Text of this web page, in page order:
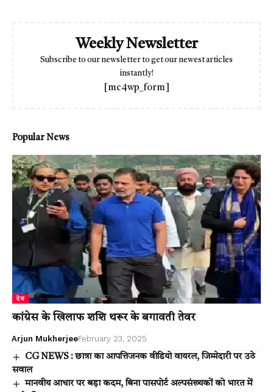
Weekly Newsletter
Subscribe to our newsletter to get our newest articles
instantly!
[mc4wp_form]
Popular News
देश
कांग्रेस के खिलाफ शशि थरूर के बगावती तेवर
Arjun MukherjeeFebruary 23, 2025
CG NEWS : छात्रा का आपत्तिजनक वीडियो वायरल, जिम्मेदारी पर उठे
सवाल
मानवीय आधार पर बड़ा कदम, बिना पासपोर्ट अल्पसंख्यकों को भारत में